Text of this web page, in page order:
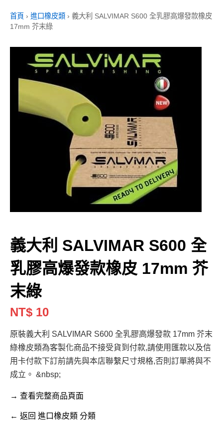
首頁 › 進口橡皮類 › 義大利 SALVIMAR S600 全乳膠高爆發款橡皮
17mm 芥末綠
義大利 SALVIMAR S600 全
乳膠高爆發款橡皮 17mm 芥
末綠
NT$ 10
原裝義大利 SALVIMAR S600 全乳膠高爆發款 17mm 芥末
綠橡皮類為客製化商品不接受貨到付款,請使用匯款以及信
用卡付款下訂前請先與本店聯繫尺寸規格,否則訂單將與不
成立。 &nbsp;
→ 查看完整商品頁面
← 返回 進口橡皮類 分類